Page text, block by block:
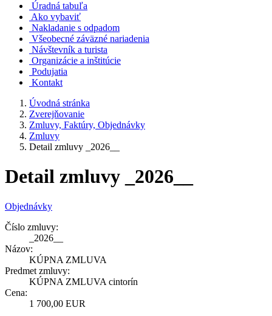
Úradná tabuľa
Ako vybaviť
Nakladanie s odpadom
Všeobecné záväzné nariadenia
Návštevník a turista
Organizácie a inštitúcie
Podujatia
Kontakt
Úvodná stránka
Zverejňovanie
Zmluvy, Faktúry, Objednávky
Zmluvy
Detail zmluvy _2026__
Detail zmluvy _2026__
Objednávky
Číslo zmluvy:
_2026__
Názov:
KÚPNA ZMLUVA
Predmet zmluvy:
KÚPNA ZMLUVA cintorín
Cena:
1 700,00 EUR